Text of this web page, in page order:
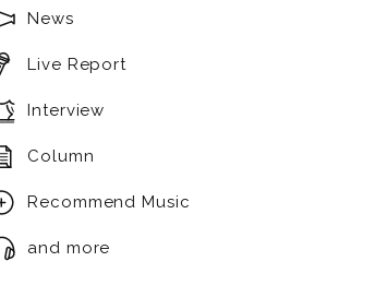
News
Live Report
Interview
Column
Recommend Music
and more